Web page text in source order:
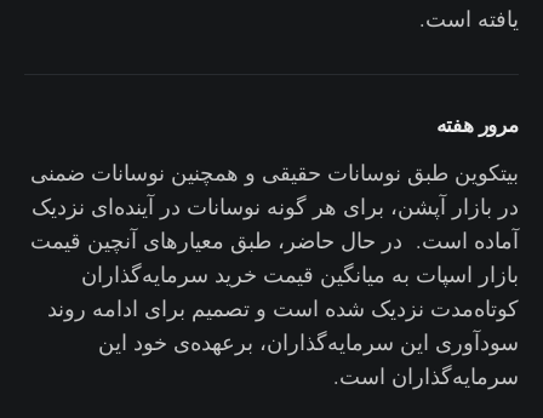
یافته است.
مرور هفته
بیتکوین طبق نوسانات حقیقی و همچنین نوسانات ضمنی
در بازار آپشن، برای هر گونه نوسانات در آینده‌ای نزدیک
آماده است. در حال حاضر، طبق معیارهای آنچین قیمت
بازار اسپات به میانگین قیمت خرید سرمایه‌گذاران‌
کوتاه‌مدت نزدیک شده است و تصمیم برای ادامه روند
سودآوری این سرمایه‌گذاران، برعهده‌ی خود این
سرمایه‌گذاران است.